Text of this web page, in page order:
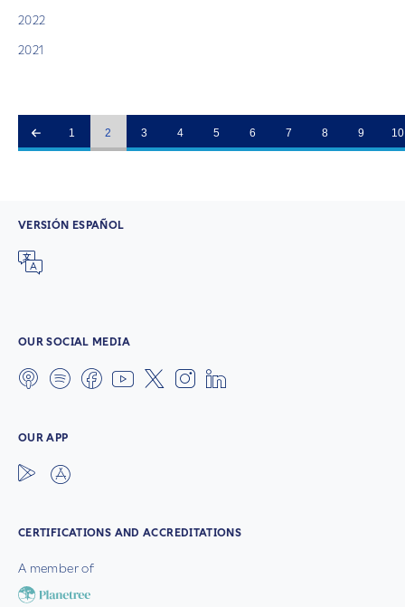
2022
2021
1 2 3 4 5 6 7 8 9 10
VERSIÓN ESPAÑOL
OUR SOCIAL MEDIA
OUR APP
CERTIFICATIONS AND ACCREDITATIONS
A member of